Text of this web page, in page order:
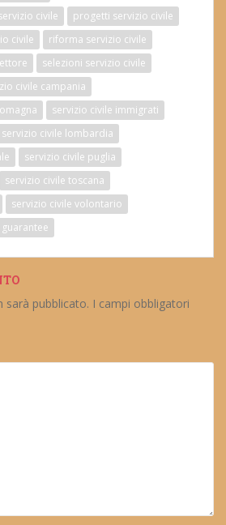
civile
progetti servizio civile
civile
riforma servizio civile
selezioni servizio civile
civile campania
servizio civile immigrati
servizio civile lombardia
servizio civile puglia
servizio civile toscana
servizio civile volontario
sarà pubblicato. I campi obbligatori